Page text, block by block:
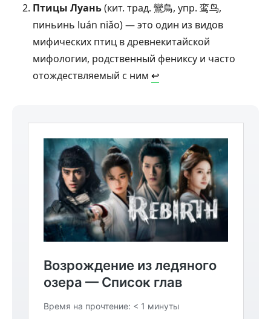
Птицы Луань(кит. трад. 鸞鳥, упр. 鸾鸟,
пиньинь luán niǎo) — это один из видов
мифических птиц в древнекитайской
мифологии, родственный фениксу и часто
отождествляемый с ним ↩︎